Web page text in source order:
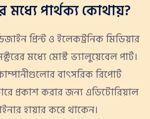
মধ্যে পার্থক্য কোথায়?
প্রিন্ট ও ইলেকট্রনিক মিডিয়ার
মধ্যে মোস্ট ভ্যালুয়েবেল পার্ট।
বাৎসরিক রিপোর্ট
প্রকাশ করার জন্য এডিটোরিয়াল
হায়ার করে থাকেন।